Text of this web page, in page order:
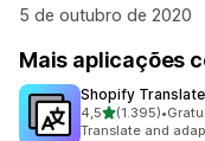
5 de outubro de 2020
Mais aplicações
Shopify
4,5de 5 estrelas
(1.395)
1395 total de•
Translate and